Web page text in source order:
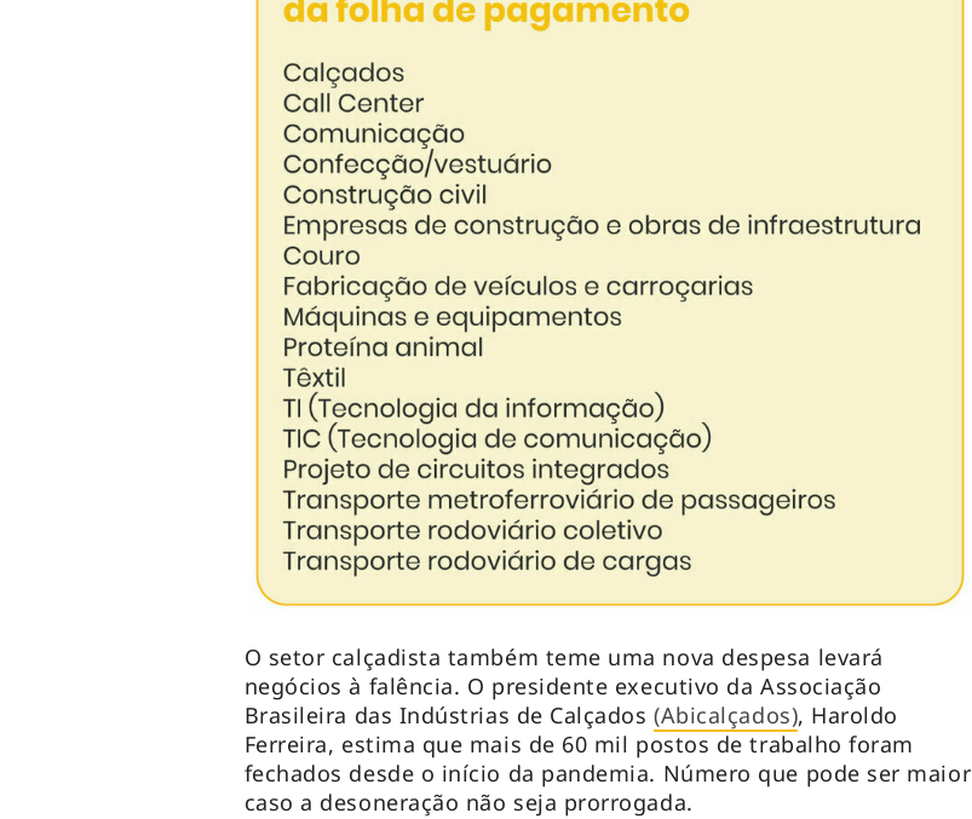
O setor calçadista também teme uma nova despesa levará
negócios à falência. O presidente executivo da Associação
Brasileira das Indústrias de Calçados(Abicalçados), Haroldo
Ferreira, estima que mais de 60 mil postos de trabalho foram
fechados desde o início da pandemia. Número que pode ser maior
caso a desoneração não seja prorrogada.